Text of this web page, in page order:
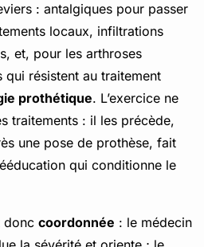
: antalgiques pour passer
locaux, infiltrations
et, pour les arthroses
qui résistent au traitement
prothétique. L’exercice ne
traitements : il les précède,
une pose de prothèse, fait
qui conditionne le
donc coordonnée : le médecin